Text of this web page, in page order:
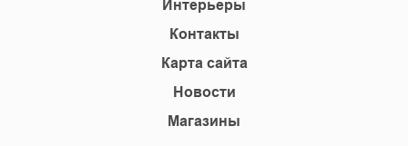
Интерьеры
Контакты
Карта сайта
Новости
Магазины